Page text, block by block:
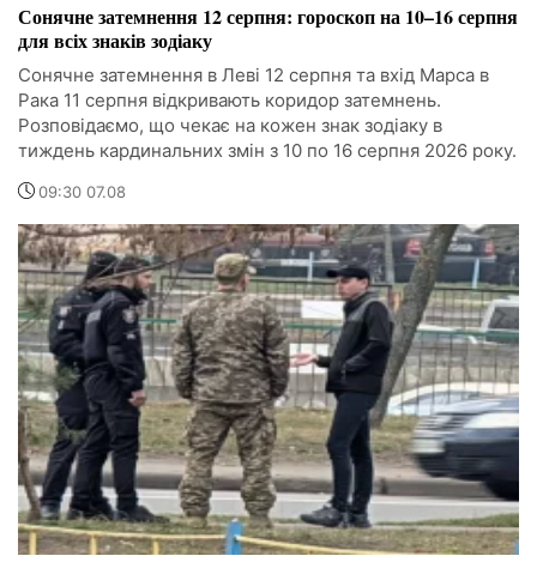
Сонячне затемнення 12 серпня: гороскоп на 10–16 серпня
для всіх знаків зодіаку
Сонячне затемнення в Леві 12 серпня та вхід Марса в
Рака 11 серпня відкривають коридор затемнень.
Розповідаємо, що чекає на кожен знак зодіаку в
тиждень кардинальних змін з 10 по 16 серпня 2026 року.
09:30 07.08